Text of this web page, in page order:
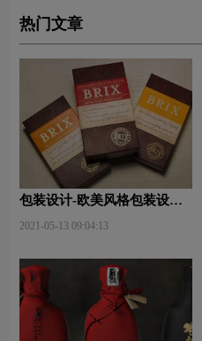
热门文章
包装设计-欧美风格包装设
2021-05-13 09:04:13